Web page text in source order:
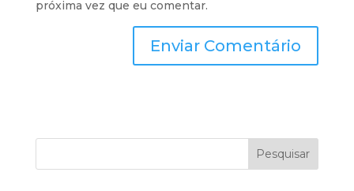
próxima vez que eu comentar.